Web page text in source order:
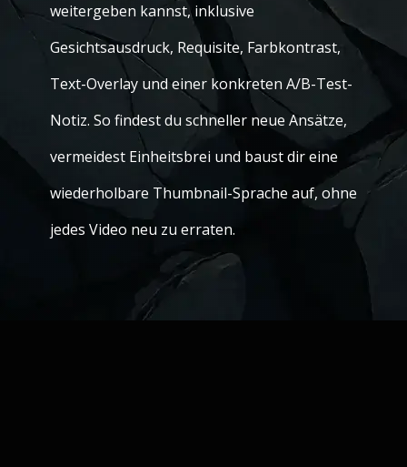
weitergeben kannst, inklusive
Gesichtsausdruck, Requisite, Farbkontrast,
Text-Overlay und einer konkreten A/B-Test-
Notiz. So findest du schneller neue Ansätze,
vermeidest Einheitsbrei und baust dir eine
wiederholbare Thumbnail-Sprache auf, ohne
jedes Video neu zu erraten.